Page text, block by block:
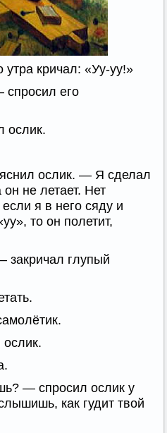
кричал: «Уу-уу!»
его
ослик.
ослик. — Я сделал
не летает. Нет
я в него сяду и
то он полетит,
закричал глупый
— спросил ослик у
как гудит твой